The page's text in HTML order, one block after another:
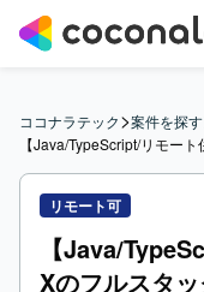
ココナラテック>案件を探す
【Java/TypeScript/リモー
リモート可
【Java/
Xのフルスタ